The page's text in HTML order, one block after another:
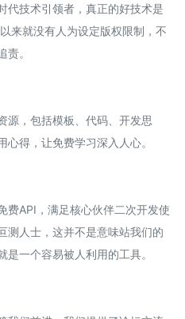
代技术引领者，真正的好技术是
来就没有人为设定版权限制， 不
。
源，包括模板、代码、开发思
得，让免费学习深入人心。
费API，满足核心伙伴二次开发使
测人士，这并不是意味站我们的
一个容易被人利用的工具。